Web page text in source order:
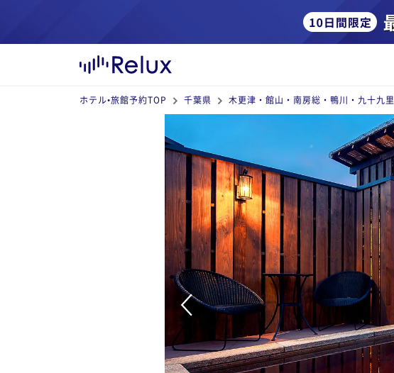
ホテル•旅館予約TOP 千葉県 木更津・館山・南房総・鴨川・九十九里